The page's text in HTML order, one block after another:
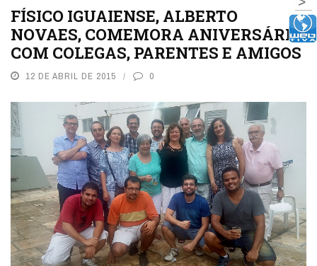
FÍSICO IGUAIENSE, ALBERTO
NOVAES, COMEMORA ANIVERSÁRIO
COM COLEGAS, PARENTES E AMIGOS
12 DE ABRIL DE 2015 0